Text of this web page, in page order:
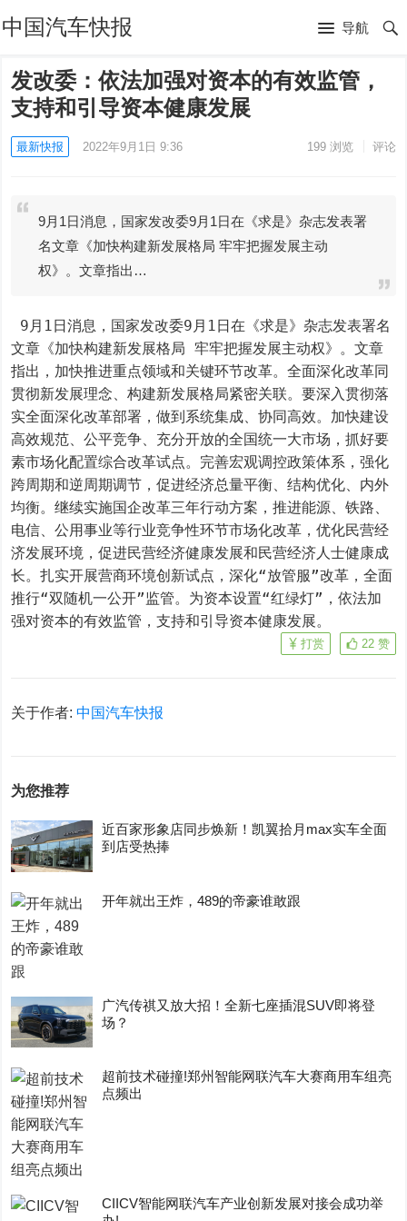
中国汽车快报 导航
发改委：依法加强对资本的有效监管，
支持和引导资本健康发展
最新快报 2022年9月1日 9:36 199浏览 评论
9月1日消息，国家发改委9月1日在《求是》杂志发表署
名文章《加快构建新发展格局 牢牢把握发展主动
权》。文章指出…
文章《加快构建新发展格局 牢牢把握发展主动权》。文章
指出，加快推进重点领域和关键环节改革。全面深化改革同
贯彻新发展理念、构建新发展格局紧密关联。要深入贯彻落
实全面深化改革部署，做到系统集成、协同高效。加快建设
高效规范、公平竞争、充分开放的全国统一大市场，抓好要
素市场化配置综合改革试点。完善宏观调控政策体系，强化
跨周期和逆周期调节，促进经济总量平衡、结构优化、内外
均衡。继续实施国企改革三年行动方案，推进能源、铁路、
电信、公用事业等行业竞争性环节市场化改革，优化民营经
济发展环境，促进民营经济健康发展和民营经济人士健康成
长。扎实开展营商环境创新试点，深化“放管服”改革，全面
推行“双随机一公开”监管。为资本设置“红绿灯”，依法加
强对资本的有效监管，支持和引导资本健康发展。
22 赞
打赏
关于作者:中国汽车快报
为您推荐
近百家形象店同步焕新！凯翼拾月max实车全面
到店受热捧
开年就出王炸，489的帝豪谁敢跟
广汽传祺又放大招！全新七座插混SUV即将登
场？
超前技术碰撞!郑州智能网联汽车大赛商用车组亮
点频出
CIICV智能网联汽车产业创新发展对接会成功举